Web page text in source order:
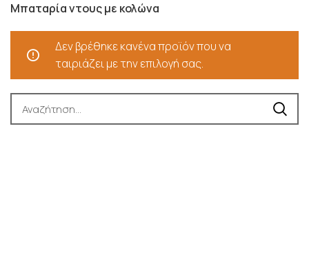
Μπαταρία ντους με κολώνα
Δεν βρέθηκε κανένα προϊόν που να
ταιριάζει με την επιλογή σας.